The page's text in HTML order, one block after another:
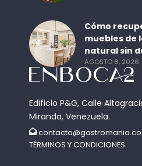
Edificio P&G, Calle
Miranda, Venezuela.
TÉRMINOS Y CONDICIONES
Cómo
muebles de
natural sin
AGOSTO 6, 2026